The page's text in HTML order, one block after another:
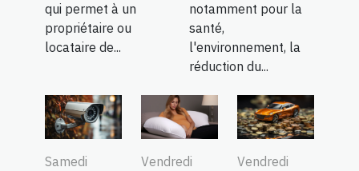
qui permet à un
propriétaire ou
locataire de...
notamment pour la
santé,
l'environnement, la
réduction du...
Samedi
Vendredi
Vendredi